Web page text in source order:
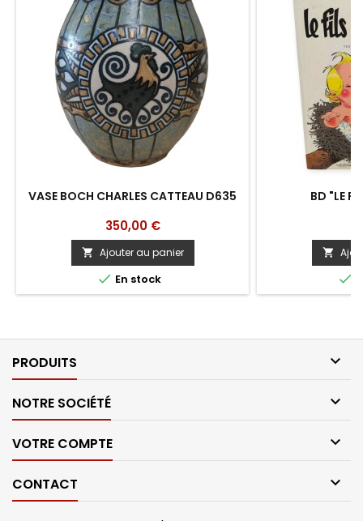
VASE BOCH CHARLES CATTEAU D635
Prix
350,00 €
 Ajouter au panier
 En stock
BD "LE


PRODUITS 
NOTRE SOCIÉTÉ 
VOTRE COMPTE 
CONTACT 